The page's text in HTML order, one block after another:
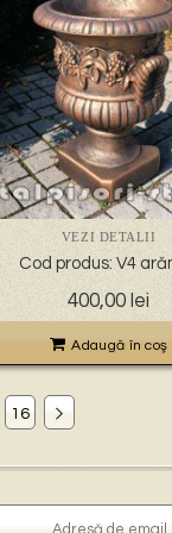
VEZI DETALII
Cod produs: V4
400,00 lei
Adaugă în coş
16